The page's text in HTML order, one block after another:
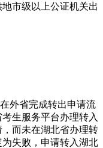
市级以上公证机关出
外省完成转出申请流
生服务平台办理转入
而未在湖北省办理转
失败，申请转入湖北